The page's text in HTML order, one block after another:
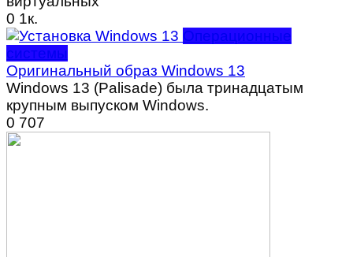
0 1к.
Операционные
системы
Оригинальный образ Windows 13
Windows 13 (Palisade) была тринадцатым
крупным выпуском Windows.
0 707